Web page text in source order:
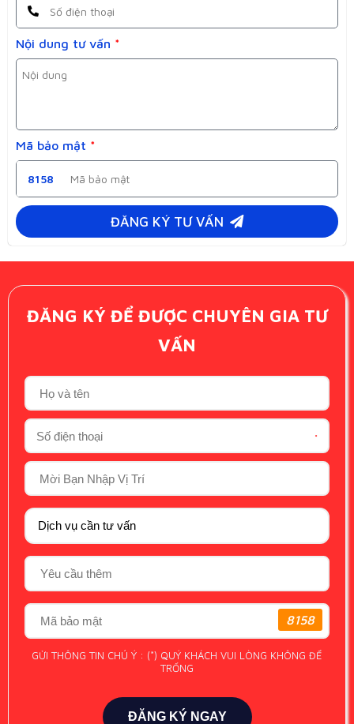
Nội dung tư vấn *
Mã bảo mật *
8158
ĐĂNG KÝ TƯ VẤN
ĐĂNG KÝ ĐỂ ĐƯỢC CHUYÊN GIA TƯ
VẤN
*
8158
GỬI THÔNG TIN CHÚ Ý : (*) QUÝ KHÁCH VUI LÒNG KHÔNG ĐỂ
TRỐNG
ĐĂNG KÝ NGAY